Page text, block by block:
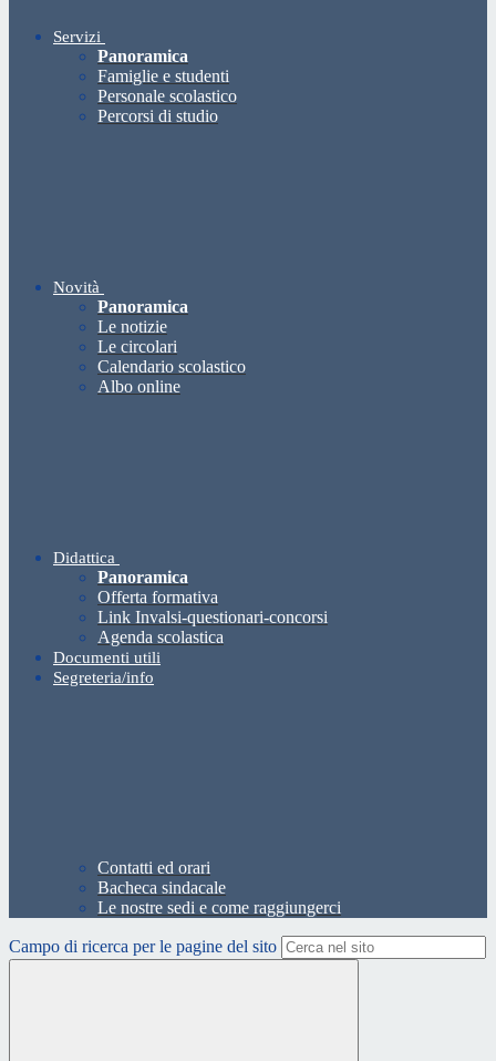
Servizi
Panoramica
Famiglie e studenti
Personale scolastico
Percorsi di studio
Novità
Panoramica
Le notizie
Le circolari
Calendario scolastico
Albo online
Didattica
Panoramica
Offerta formativa
Link Invalsi-questionari-concorsi
Agenda scolastica
Documenti utili
Segreteria/info
Contatti ed orari
Bacheca sindacale
Le nostre sedi e come raggiungerci
Campo di ricerca per le pagine del sito